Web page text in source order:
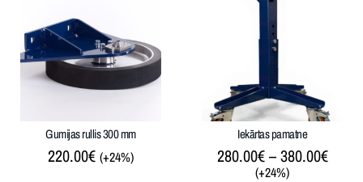
Gumijas rullis 300 mm
220.00€ (+24%)
Iekārtas pamatne
280.00€ – 380.00€
(+24%)